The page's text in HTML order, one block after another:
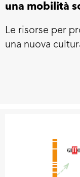
una mobilità
Le risorse per
una nuova